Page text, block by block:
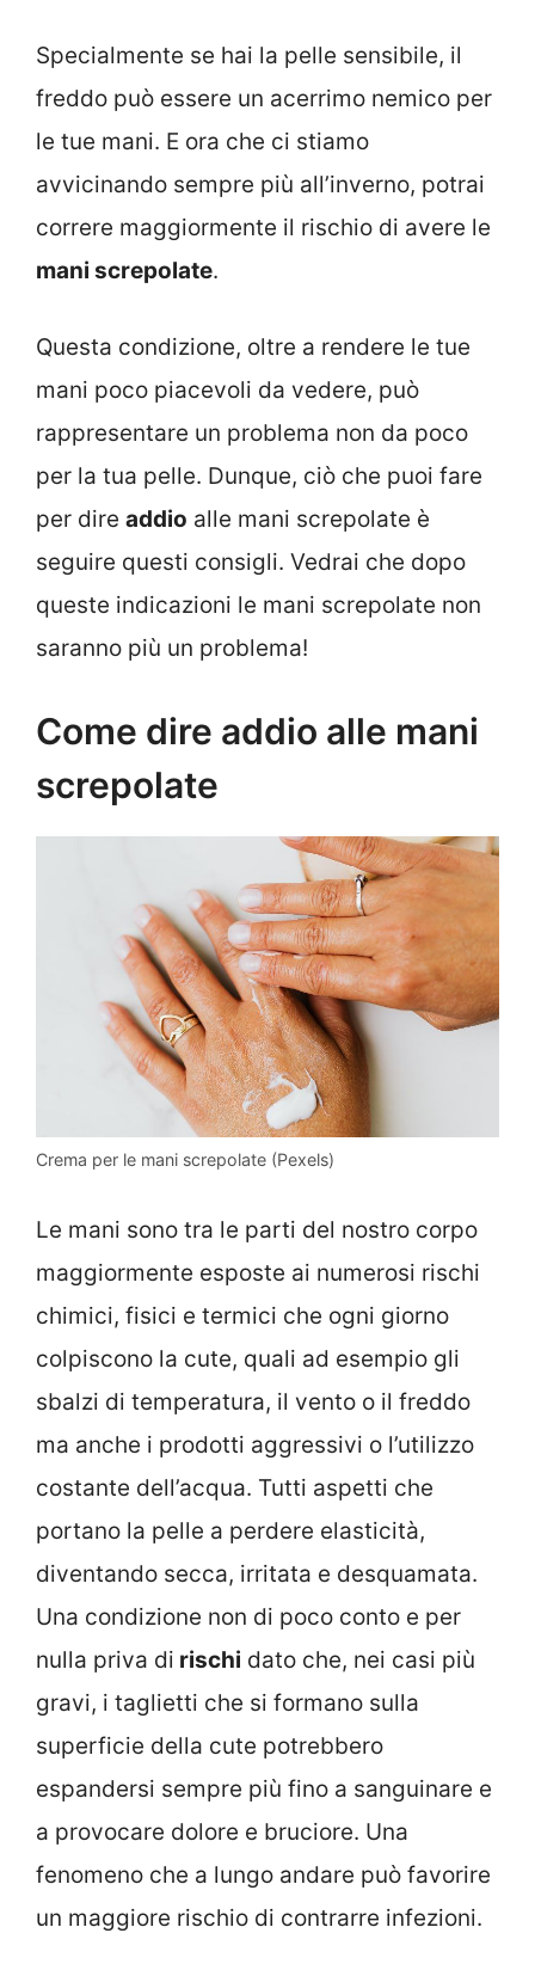
Specialmente se hai la pelle sensibile, il
freddo può essere un acerrimo nemico per
le tue mani. E ora che ci stiamo
avvicinando sempre più all’inverno, potrai
correre maggiormente il rischio di avere le
mani screpolate.
Questa condizione, oltre a rendere le tue
mani poco piacevoli da vedere, può
rappresentare un problema non da poco
per la tua pelle. Dunque, ciò che puoi fare
per dire addio alle mani screpolate è
seguire questi consigli. Vedrai che dopo
queste indicazioni le mani screpolate non
saranno più un problema!
Come dire addio alle mani
screpolate
Crema per le mani screpolate (Pexels)
Le mani sono tra le parti del nostro corpo
maggiormente esposte ai numerosi rischi
chimici, fisici e termici che ogni giorno
colpiscono la cute, quali ad esempio gli
sbalzi di temperatura, il vento o il freddo
ma anche i prodotti aggressivi o l’utilizzo
costante dell’acqua. Tutti aspetti che
portano la pelle a perdere elasticità,
diventando secca, irritata e desquamata.
Una condizione non di poco conto e per
nulla priva di rischi dato che, nei casi più
gravi, i taglietti che si formano sulla
superficie della cute potrebbero
espandersi sempre più fino a sanguinare e
a provocare dolore e bruciore. Una
fenomeno che a lungo andare può favorire
un maggiore rischio di contrarre infezioni.